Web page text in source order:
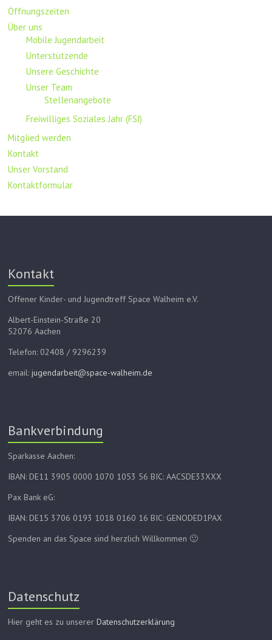
Öffnungszeiten
Über uns
Mobile Jugendarbeit
Unterstützende
Unsere Geschichte
Unser Team
Stellenangebote
Freiwilliges Soziales Jahr (FSJ)
Mitglied werden
Kontakt
Unser Vorstand
Kontaktformular
Kontakt
Offener Kinder- und Jugendtreff Space Walheim e.V.
Albert-Einstein-Straße 20
52076 Aachen
Telefon: 02408 / 9296239
email:jugendarbeit@space-walheim.de
Bankverbindung
Sparkasse Aachen:
IBAN: DE11 3905 0000 1070 1053 56 BIC: AACSDE33XXX
Pax Bank eG:
IBAN: DE15 3706 0193 1018 0160 16 BIC: GENODED1PAX
Spenden an das Space sind herzlich Willkommen 🙂
Datenschutz
Hier geht es zu unsererDatenschutzerklärung